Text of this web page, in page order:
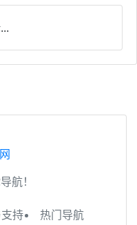
航！
持
热门导航